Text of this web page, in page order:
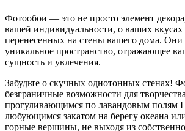
Фотообои — это не просто элемент
вашей индивидуальности, о ваших вкусах
перенесенных на стены вашего дома. Они
уникальное пространство, отражающее
сущность и увлечения.
Забудьте о скучных однотонных стенах!
безграничные возможности для
прогуливающимся по лавандовым полям
любующимся закатом на берегу океана
горные вершины, не выходя из